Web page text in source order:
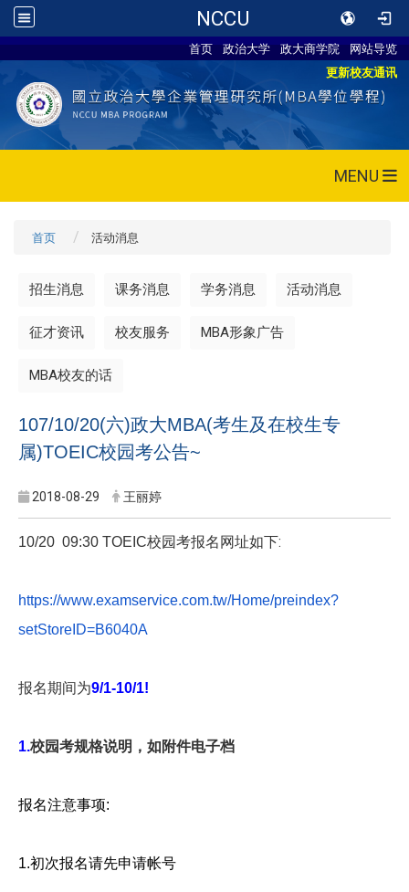
NCCU
首页 政治大学 政大商学院
网站导览
更新校友通讯
MENU
首页 活动消息
招生消息 课务消息 学务消息 活动消息
征才资讯 校友服务 MBA形象广告
MBA校友的话
107/10/20(六)政大MBA(考生及在校生专
属)TOEIC校园考公告~
2018-08-29 王丽婷
10/20 09:30 TOEIC校园考报名网址如下:
https://www.examservice.com.tw/Home/preindex?
setStoreID=B6040A
报名期间为9/1-10/1!
1.校园考规格说明，如附件电子档
报名注意事项:
1.初次报名请先申请帐号